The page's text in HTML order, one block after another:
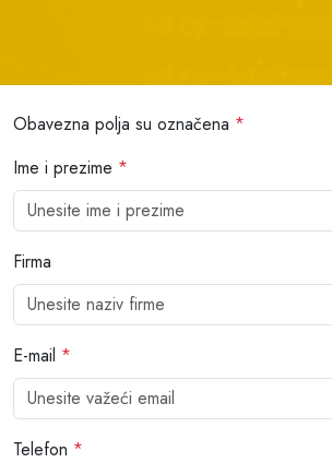
Obavezna polja su označena *
Ime i prezime *
Firma
E-mail *
Telefon *